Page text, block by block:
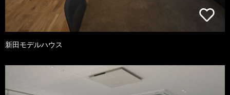
新田モデルハウス